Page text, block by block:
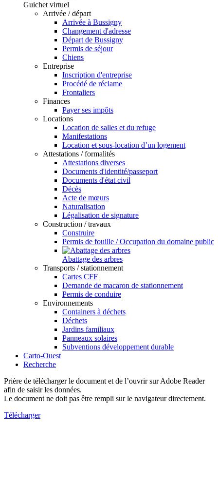
Guichet virtuel
Arrivée / départ
Arrivée à Bussigny
Changement d'adresse
Départ de Bussigny
Permis de séjour
Chiens
Entreprise
Inscription d'entreprise
Procédé de réclame
Frontaliers
Finances
Payer ses impôts
Locations
Location de salles et du refuge
Manifestations
Location et sous-location d’un logement
Attestations / formalités
Attestations diverses
Documents d'identité/passeport
Documents d'état civil
Décès
Acte de mœurs
Naturalisation
Légalisation de signature
Construction / travaux
Construire
Permis de fouille / Occupation du domaine public
Abattage des arbres
Transports / stationnement
Cartes CFF
Demande de macaron de stationnement
Permis de conduire
Environnements
Containers à déchets
Déchets
Jardins familiaux
Panneaux solaires
Subventions développement durable
Carto-Ouest
Recherche
Prière de télécharger le document et de l’ouvrir sur Adobe Reader
afin de saisir les données.
Le document ne doit pas être rempli sur le navigateur directement.
Télécharger